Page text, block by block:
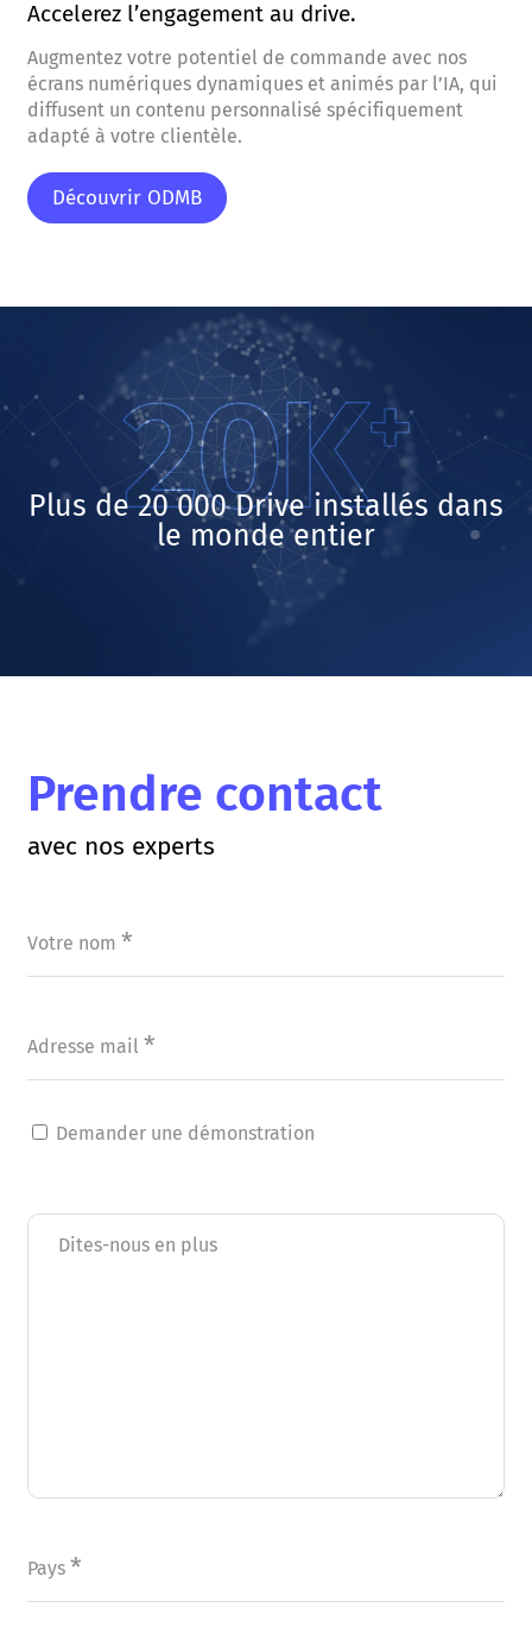
Accelerez l’engagement au drive.
Augmentez votre potentiel de commande avec nos
écrans numériques dynamiques et animés par l’IA, qui
diffusent un contenu personnalisé spécifiquement
adapté à votre clientèle.
Découvrir ODMB
Plus de 20 000 Drive installés dans
le monde entier
Prendre contact
avec nos experts
Votre nom *
Adresse mail *
Demander une démonstration
Dites-nous en plus
Pays *